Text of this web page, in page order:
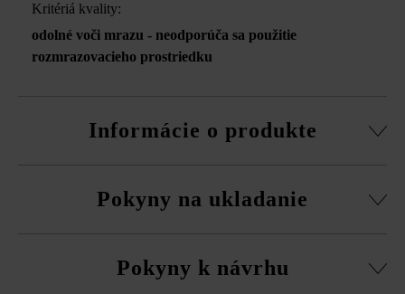
Kritériá kvality:
odolné voči mrazu - neodporúča sa použitie
rozmrazovacieho prostriedku
Informácie o produkte
vzhľad bočných plôch
Duoprotect DP30 (paralelná dodávka je možná za
Pokyny na ukladanie
z viacerých paliet a vrstiev, aby ste získali prirodzenú,
Pokyny k návrhu